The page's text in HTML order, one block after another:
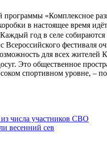
программы «Комплексное
в настоящее время
год в селе
Всероссийского
для всех
Это общественное
спортивном уровне, –
из числа участников СВО
весенний сев